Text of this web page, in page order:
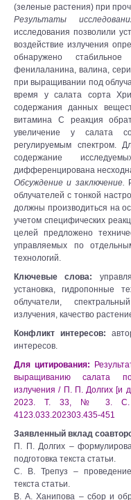
(зеленые растения) при
Результаты
исследования позволили
воздействие излучения
обнаружено
фенилаланина, валина,
при выращивании под
время у салата сорта
содержания данных
витамина С реакция
увеличение у салата
регулируемым спектром.
содержание
дифференцирована
Обсуждение и заключение.
облучателей с тонкой
должны производиться на
учетом специфических
целей предложено
управляемых по
технологий.
Ключевые слова:
установка, гидропонные
облучатели,
излучения, качество
Конфликт интересов:
интересов.
Для цитирования:
выращиванию салата
излучения / П. П. Долгих [и
2023. Т. 33, № 3. С.
4123.033.202303.435-451
Заявленный вклад
П. П. Долгих –
подготовка текста статьи.
С. В. Трепуз –
текста статьи.
В. А. Ханипова – сбор и